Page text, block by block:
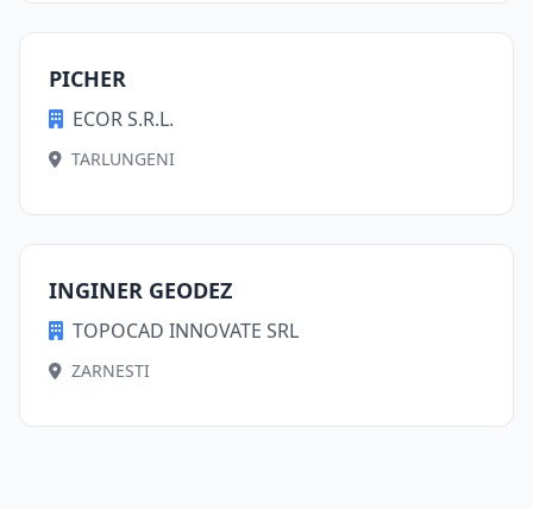
PICHER
ECOR S.R.L.
TARLUNGENI
INGINER GEODEZ
TOPOCAD INNOVATE SRL
ZARNESTI